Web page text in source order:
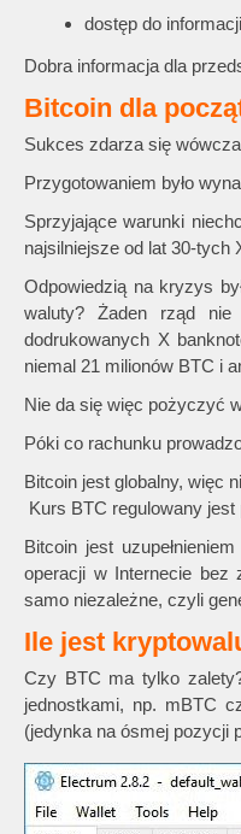
dostęp do
Dobra informacja dla
Bitcoin dla
Sukces zdarza się
Przygotowaniem było
Sprzyjające warunki
najsilniejsze od lat 30-tych
Odpowiedzią na kryzys
waluty? Żaden rząd
dodrukowanych X
niemal 21 milionów BTC i
Nie da się więc pożyczyć
Póki co rachunku
Bitcoin jest globalny, więc
Kurs BTC regulowany
Bitcoin jest
operacji w Internecie bez
samo niezależne, czyli
Ile jest
Czy BTC ma tylko
jednostkami, np. mBTC
(jedynka na ósmej pozycji